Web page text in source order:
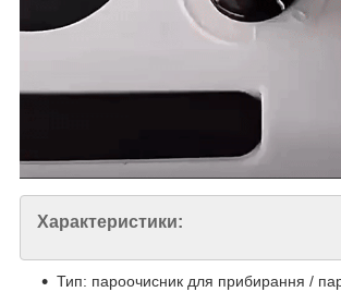
Характеристики:
Тип: пароочисник для прибирання /